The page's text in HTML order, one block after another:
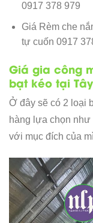
0917 378 979
Giá Rèm che
tự cuốn 0917
Giá gia công
bạt kéo tại
Ở đây sẽ có 2 loại
hàng lựa chọn
với mục đích của